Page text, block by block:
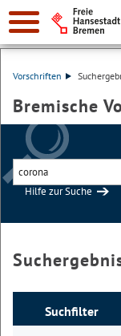
Vorschriften
Bremische
Hilfe zur Suche
Suchfilter